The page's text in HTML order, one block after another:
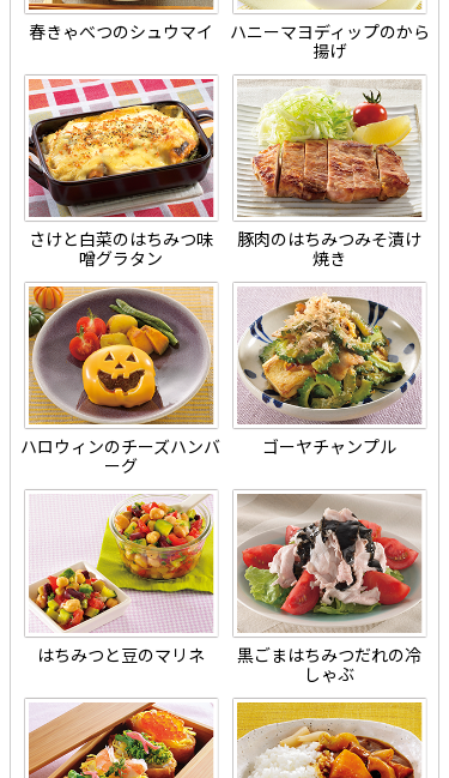
春きゃべつのシュウマイ
ハニーマヨディップのから
揚げ
さけと白菜のはちみつ味
噌グラタン
豚肉のはちみつみそ漬け
焼き
ハロウィンのチーズハンバ
ーグ
ゴーヤチャンプル
はちみつと豆のマリネ
黒ごまはちみつだれの冷
しゃぶ